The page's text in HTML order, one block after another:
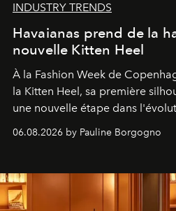
INDUSTRY TRENDS
Havaianas prend de la
nouvelle Kitten Heel
À la Fashion Week de
la Kitten Heel, sa première
une nouvelle étape dans
06.08.2026 by Pauline Borgogno